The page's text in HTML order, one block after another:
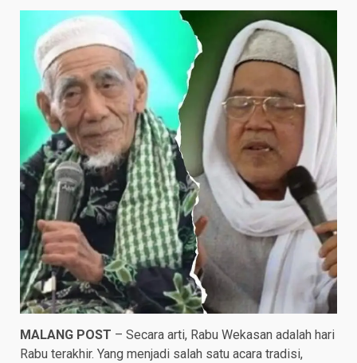
MALANG POST – Secara arti, Rabu Wekasan adalah hari
Rabu terakhir. Yang menjadi salah satu acara tradisi,